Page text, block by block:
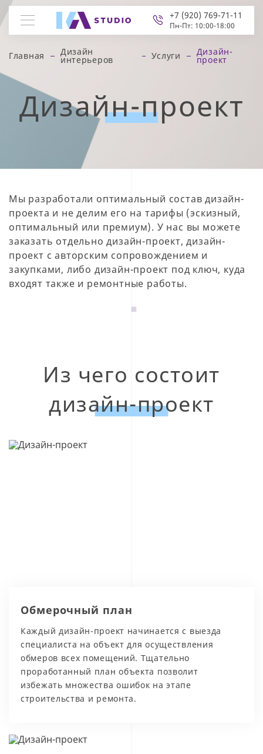
+7 (920) 769-71-11
Пн-Пт: 10:00-18:00
Главная Дизайн
интерьеров Услуги Дизайн-
проект
Дизайн-проект
Мы разработали оптимальный состав дизайн-
проекта и не делим его на тарифы (эскизный,
оптимальный или премиум). У нас вы можете
заказать отдельно дизайн-проект, дизайн-
проект с авторским сопровождением и
закупками, либо дизайн-проект под ключ, куда
входят также и ремонтные работы.
Из чего состоит
дизайн-проект
Обмерочный план
Каждый дизайн-проект начинается с выезда
специалиста на объект для осуществления
обмеров всех помещений. Тщательно
проработанный план объекта позволит
избежать множества ошибок на этапе
строительства и ремонта.